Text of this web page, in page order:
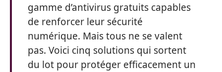
gamme d’antivirus gratuits capables
de renforcer leur sécurité
numérique. Mais tous ne se valent
pas. Voici cinq solutions qui sortent
du lot pour protéger efficacement un